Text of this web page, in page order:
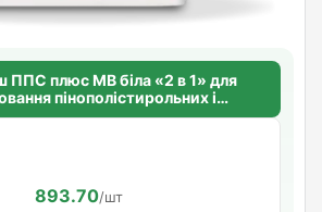
ППС плюс МВ біла «2 в 1» для
пінополістирольних і
плит CERESIT CT 87 WHITE
893.70/шт